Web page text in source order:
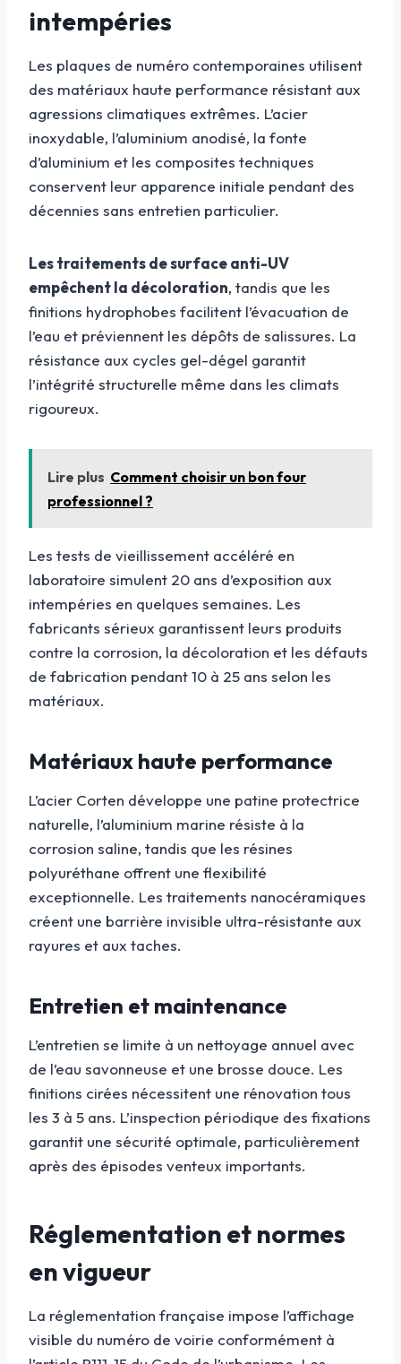
intempéries
Les plaques de numéro contemporaines utilisent
des matériaux haute performance résistant aux
agressions climatiques extrêmes. L’acier
inoxydable, l’aluminium anodisé, la fonte
d’aluminium et les composites techniques
conservent leur apparence initiale pendant des
décennies sans entretien particulier.
Les traitements de surface anti-UV
empêchent la décoloration, tandis que les
finitions hydrophobes facilitent l’évacuation de
l’eau et préviennent les dépôts de salissures. La
résistance aux cycles gel-dégel garantit
l’intégrité structurelle même dans les climats
rigoureux.
Lire plus Comment choisir un bon four
professionnel ?
Les tests de vieillissement accéléré en
laboratoire simulent 20 ans d’exposition aux
intempéries en quelques semaines. Les
fabricants sérieux garantissent leurs produits
contre la corrosion, la décoloration et les défauts
de fabrication pendant 10 à 25 ans selon les
matériaux.
Matériaux haute performance
L’acier Corten développe une patine protectrice
naturelle, l’aluminium marine résiste à la
corrosion saline, tandis que les résines
polyuréthane offrent une flexibilité
exceptionnelle. Les traitements nanocéramiques
créent une barrière invisible ultra-résistante aux
rayures et aux taches.
Entretien et maintenance
L’entretien se limite à un nettoyage annuel avec
de l’eau savonneuse et une brosse douce. Les
finitions cirées nécessitent une rénovation tous
les 3 à 5 ans. L’inspection périodique des fixations
garantit une sécurité optimale, particulièrement
après des épisodes venteux importants.
Réglementation et normes
en vigueur
La réglementation française impose l’affichage
visible du numéro de voirie conformément à